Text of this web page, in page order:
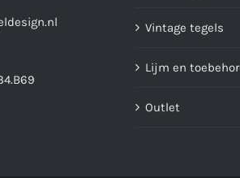
Vintage tegels
Lijm en
Outlet